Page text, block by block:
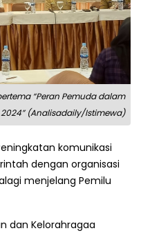
“Peran Pemuda dalam
(Analisadaily/Istimewa)
komunikasi
dengan organisasi
menjelang Pemilu
dan Kelorahragaa